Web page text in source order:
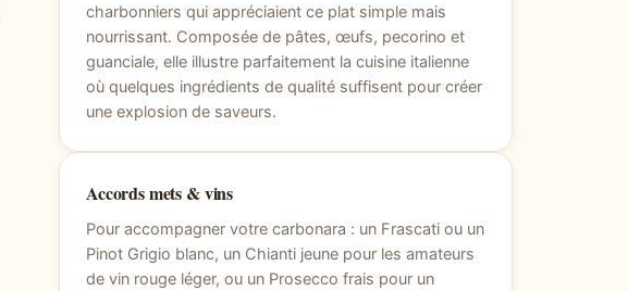
charbonniers qui appréciaient ce plat simple mais
nourrissant. Composée de pâtes, œufs, pecorino et
guanciale, elle illustre parfaitement la cuisine italienne
où quelques ingrédients de qualité suffisent pour créer
une explosion de saveurs.
Accords mets & vins
Pour accompagner votre carbonara : un Frascati ou un
Pinot Grigio blanc, un Chianti jeune pour les amateurs
de vin rouge léger, ou un Prosecco frais pour un